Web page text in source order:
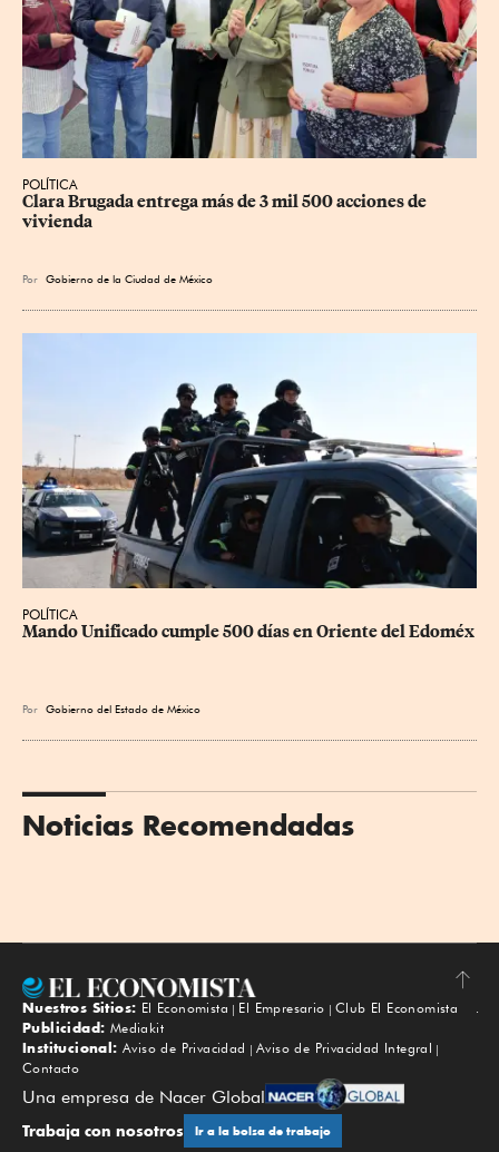
POLÍTICA
Clara Brugada entrega más de 3 mil 500 acciones de
vivienda
Por Gobierno de la Ciudad de México
POLÍTICA
Mando Unificado cumple 500 días en Oriente del Edoméx
Por Gobierno del Estado de México
Noticias Recomendadas
Subir
Nuestros Sitios: El Economista El Empresario
Club El Economista
Publicidad: Mediakit
Institucional: Aviso de Privacidad
Aviso de Privacidad Integral
Contacto
Una empresa de Nacer Global
Trabaja con nosotros Ir a la bolsa de trabajo